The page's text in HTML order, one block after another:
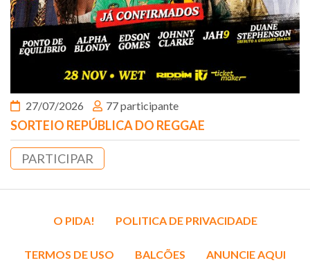
27/07/2026 77 participante
SORTEIO REPÚBLICA DO REGGAE
PARTICIPAR
O PIDA! POLITICA DE PRIVACIDADE
TERMOS DE USO BALCÕES ANUNCIE AQUI